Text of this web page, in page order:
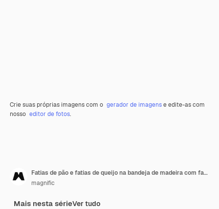
Crie suas próprias imagens com o gerador de imagense edite-as com
nosso editor de fotos.
Fatias de pão e fatias de queijo na bandeja de madeira com faca
magnific
Mais nesta sérieVer tudo